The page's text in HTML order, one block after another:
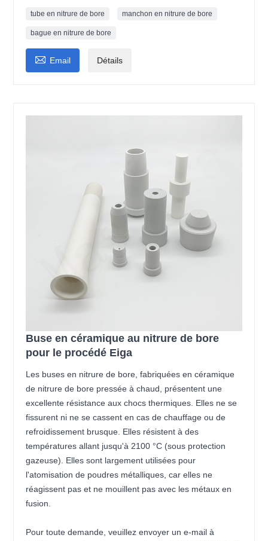
tube en nitrure de bore manchon en nitrure de bore
bague en nitrure de bore
 Email Détails
Buse en céramique au nitrure de bore
pour le procédé Eiga
Les buses en nitrure de bore, fabriquées en céramique
de nitrure de bore pressée à chaud, présentent une
excellente résistance aux chocs thermiques. Elles ne se
fissurent ni ne se cassent en cas de chauffage ou de
refroidissement brusque. Elles résistent à des
températures allant jusqu'à 2100 °C (sous protection
gazeuse). Elles sont largement utilisées pour
l'atomisation de poudres métalliques, car elles ne
réagissent pas et ne mouillent pas avec les métaux en
fusion.
Pour toute demande, veuillez envoyer un e-mail à